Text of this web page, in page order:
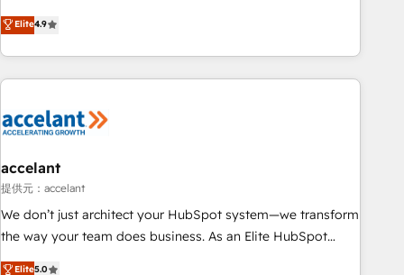
us to unlock your business's full potential and achieve
sustained growth in today's competitive market.
onboarding, to training, from developing a new website to
lead generation and digital marketing; we do it all (and with
great results)! In short, our services include: - HubSpot
consultancy: onboarding, training, data migration - HubSpot
Marketing & sales solutions: digital marketing, advertising,
and technology to improve customer experiences. With our
bright people, exciting ideas and can-do mentality, we
ensure revenue growth on a daily basis. So tell us your
challenge; our passionate and growth driven team of 100+
Elite4.9
accelant
提供元：accelant
We don’t just architect your HubSpot system—we transform
the way your team does business. As an Elite HubSpot
Solutions Partner, we specialize in creating tailored, end-to-
Elite5.0